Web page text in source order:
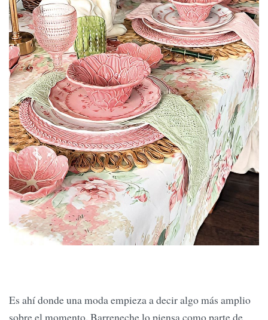
Es ahí donde una moda empieza a decir algo más amplio